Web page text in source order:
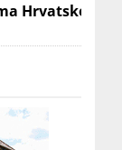
Hrvatske